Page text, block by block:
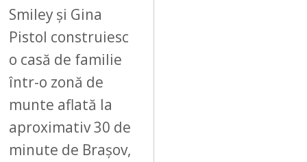
Smiley și Gina
Pistol construiesc
o casă de familie
într-o zonă de
munte aflată la
aproximativ 30 de
minute de Brașov,